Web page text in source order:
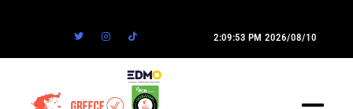
2:09:53 PM 2026/08/10